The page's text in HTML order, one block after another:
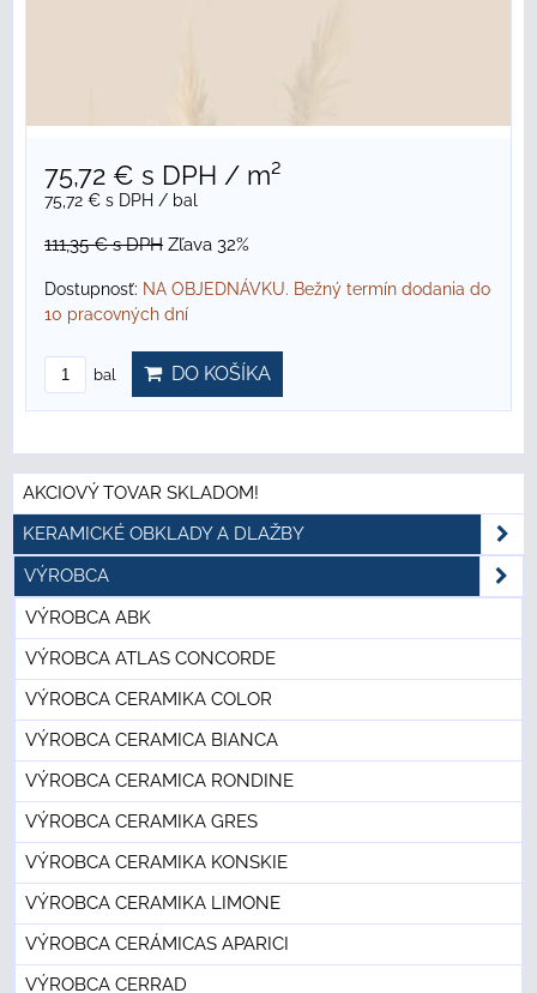
75,72 € s DPH / m²
75,72 € s DPH / bal
111,35 €s DPH Zľava 32%
Dostupnosť: NA OBJEDNÁVKU. Bežný termín dodania do
10 pracovných dní
bal DO KOŠÍKA
AKCIOVÝ TOVAR SKLADOM!
KERAMICKÉ OBKLADY A DLAŽBY
VÝROBCA
VÝROBCA ABK
VÝROBCA ATLAS CONCORDE
VÝROBCA CERAMIKA COLOR
VÝROBCA CERAMICA BIANCA
VÝROBCA CERAMICA RONDINE
VÝROBCA CERAMIKA GRES
VÝROBCA CERAMIKA KONSKIE
VÝROBCA CERAMIKA LIMONE
VÝROBCA CERÁMICAS APARICI
VÝROBCA CERRAD